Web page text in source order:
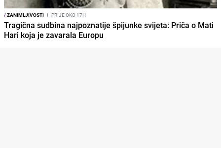
/ZANIMLJIVOSTI I PRIJE OKO 17H
Tragična sudbina najpoznatije špijunke svijeta: Priča o Mati
Hari koja je zavarala Europu